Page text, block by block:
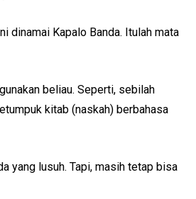
dinamai Kapalo Banda. Itulah mata
beliau. Seperti, sebilah
kitab (naskah) berbahasa
yang lusuh. Tapi, masih tetap bisa